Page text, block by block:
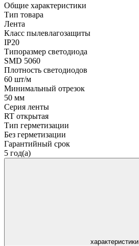
Общие характеристики
Тип товара
Лента
Класс пылевлагозащиты
IP20
Типоразмер светодиода
SMD 5060
Плотность светодиодов
60 шт/м
Минимальный отрезок
50 мм
Серия ленты
RT открытая
Тип герметизации
Без герметизации
Гарантийный срок
5 год(а)
характеристики